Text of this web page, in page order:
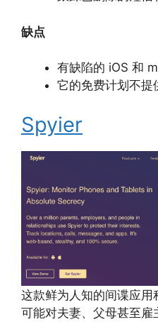
缺点
有缺陷的 iOS 和
它的免费计划不提
Spyier
这款鲜为人知的间谍应用
可能对夫妻、父母甚至